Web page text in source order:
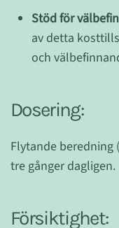
Stöd för
av detta
och
Dosering:
Flytande beredning
tre gånger dagligen.
Försiktighet: